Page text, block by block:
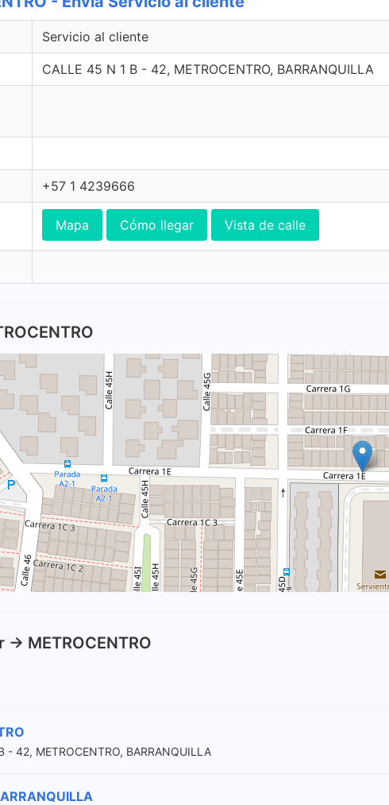
Servicio al cliente
CALLE 45 N 1 B - 42, METROCENTRO, BARRANQUILLA
+57 1 4239666
Mapa Cómo llegar Vista de calle
> METROCENTRO
- 42, METROCENTRO, BARRANQUILLA